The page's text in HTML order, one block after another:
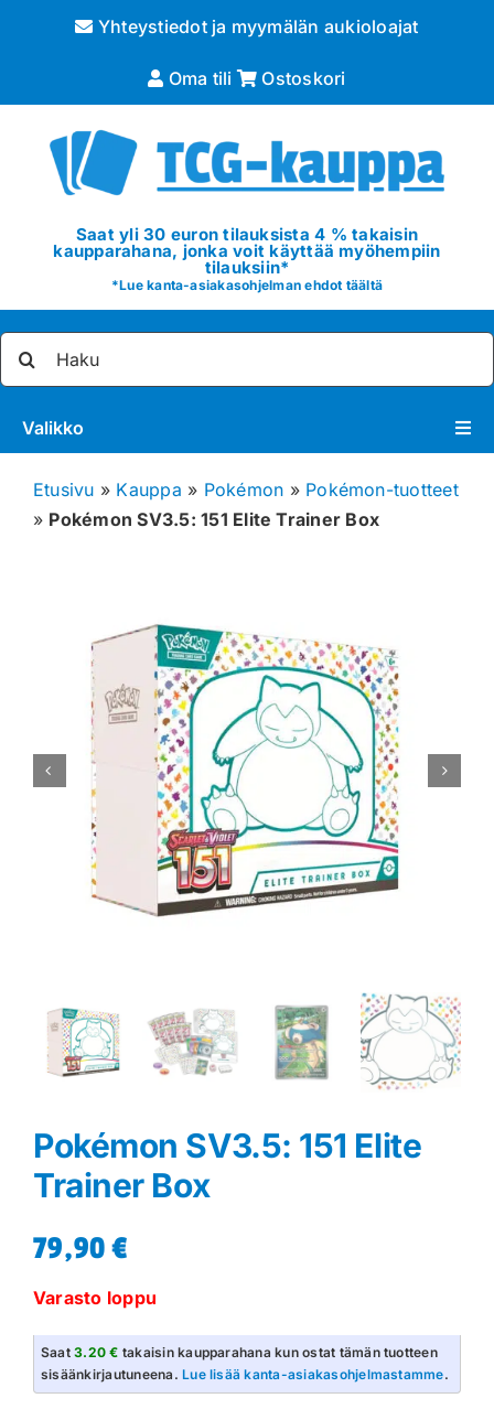
Yhteystiedot ja myymälän aukioloajat
Oma tili Ostoskori
Saat yli 30 euron tilauksista 4 % takaisin
kaupparahana, jonka voit käyttää myöhempiin
tilauksiin*
*Lue kanta-asiakasohjelman ehdot täältä
Valikko
Pokémon
Blind Boksit
Ennakot
Greidatut kortit
Irtokortit
Rip & Ship
Etusivu » Kauppa » Pokémon » Pokémon-tuotteet
» Pokémon SV3.5: 151 Elite Trainer Box
Pokémon SV3.5: 151 Elite
Trainer Box
79,90€
Varasto loppu
Saat3.20 € takaisin kaupparahana kun ostat tämän tuotteen
sisäänkirjautuneena.Lue lisää kanta-asiakasohjelmastamme.